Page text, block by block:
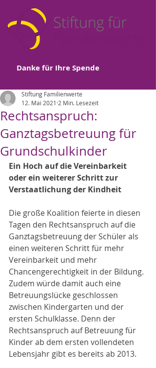
Danke für Ihre Spende
Rechtsanspruch:
Ganztagsbetreuung für
Grundschulkinder
Stiftung Familienwerte
12. Mai 2021 2 Min. Lesezeit
Ein Hoch auf die Vereinbarkeit
oder ein weiterer Schritt zur
Verstaatlichung der Kindheit
Die große Koalition feierte in diesen
Tagen den Rechtsanspruch auf die
Ganztagsbetreuung der Schüler als
einen weiteren Schritt für mehr
Vereinbarkeit und mehr
Chancengerechtigkeit in der Bildung.
Zudem würde damit auch eine
Betreuungslücke geschlossen
zwischen Kindergarten und der
ersten Schulklasse. Denn der
Rechtsanspruch auf Betreuung für
Kinder ab dem ersten vollendeten
Lebensjahr gibt es bereits ab 2013.